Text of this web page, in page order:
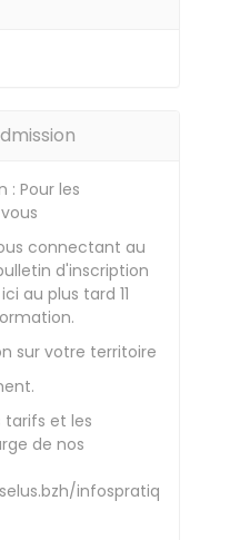
: Pour les
connectant au
d'inscription
au plus tard 11
sur votre territoire
tarifs et les
de nos
infospratiq